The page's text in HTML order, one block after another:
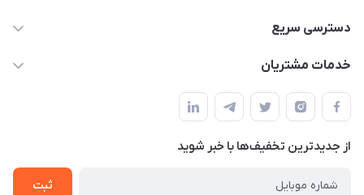
09165044753
دسترسی سریع
حساب کاربری
لیست محصولات
درباره ما
خدمات مشتریان
قوانین و مقررات
حریم خصوصی
راهنما
از جدید‌ترین تخفیف‌ها با‌ خبر شوید
ثبت